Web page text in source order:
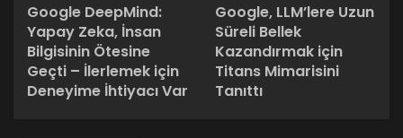
Google DeepMind:
Yapay Zeka, İnsan
Bilgisinin Ötesine
Geçti – İlerlemek için
Deneyime İhtiyacı Var
Google, LLM’lere Uzun
Süreli Bellek
Kazandırmak için
Titans Mimarisini
Tanıttı